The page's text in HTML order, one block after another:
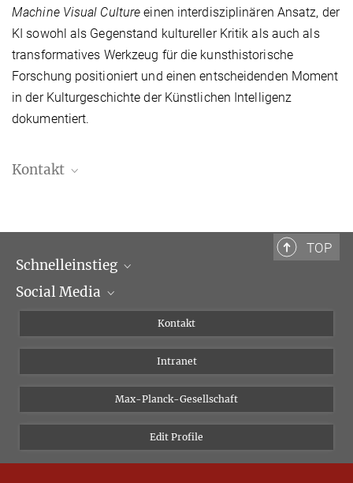
Machine Visual Culture einen interdisziplinären Ansatz, der
KI sowohl als Gegenstand kultureller Kritik als auch als
transformatives Werkzeug für die kunsthistorische
Forschung positioniert und einen entscheidenden Moment
in der Kulturgeschichte der Künstlichen Intelligenz
dokumentiert.
Kontakt
TOP
Schnelleinstieg
Wissenschaftliche Abteilungen
Social Media
Instagram
Bluesky
Vimeo
Newsletter
Kontakt
Intranet
Max-Planck-Gesellschaft
Edit Profile